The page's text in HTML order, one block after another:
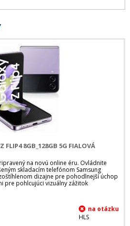
FLIP4 8GB_128GB 5G FIALOVÁ
na novú online éru. Ovládnite
skladacím telefónom Samsung
dizajne pre pohodlnejší úchop
pre pohlcujúci vizuálny zážitok
HLS